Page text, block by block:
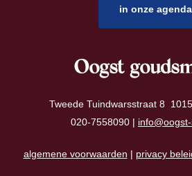
in onze agenda
Oogst
Tweede Tuindwarsstraat 8
020-7558090 |
algemene voorwaarden | privacy